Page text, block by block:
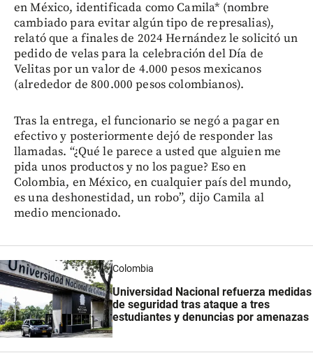
en México, identificada como Camila* (nombre
cambiado para evitar algún tipo de represalias),
relató que a finales de 2024 Hernández le solicitó un
pedido de velas para la celebración del Día de
Velitas por un valor de 4.000 pesos mexicanos
(alrededor de 800.000 pesos colombianos).
Tras la entrega, el funcionario se negó a pagar en
efectivo y posteriormente dejó de responder las
llamadas. “¿Qué le parece a usted que alguien me
pida unos productos y no los pague? Eso en
Colombia, en México, en cualquier país del mundo,
es una deshonestidad, un robo”, dijo Camila al
medio mencionado.
Colombia
Universidad Nacional refuerza medidas
de seguridad tras ataque a tres
estudiantes y denuncias por amenazas